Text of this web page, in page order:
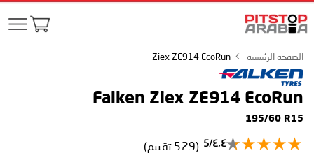
الصفحة الرئيسية Ziex ZE914 EcoRun
Falken Ziex ZE914 EcoRun
195/60 R15
٤٫٤/5 (529 تقييم)